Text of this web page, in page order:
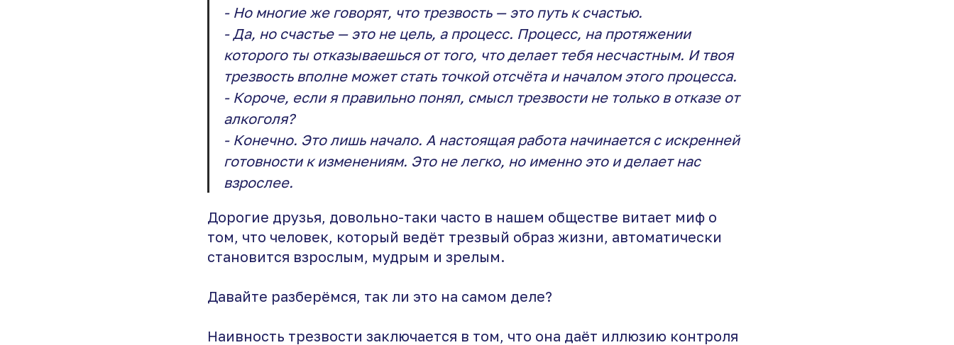
- Но многие же говорят, что трезвость — это путь к счастью.
- Да, но счастье — это не цель, а процесс. Процесс, на протяжении
которого ты отказываешься от того, что делает тебя несчастным. И твоя
трезвость вполне может стать точкой отсчёта и началом этого процесса.
- Короче, если я правильно понял, смысл трезвости не только в отказе от
алкоголя?
- Конечно. Это лишь начало. А настоящая работа начинается с искренней
готовности к изменениям. Это не легко, но именно это и делает нас
взрослее.
Дорогие друзья, довольно-таки часто в нашем обществе витает миф о
том, что человек, который ведёт трезвый образ жизни, автоматически
становится взрослым, мудрым и зрелым.
Давайте разберёмся, так ли это на самом деле?
Наивность трезвости заключается в том, что она даёт иллюзию контроля